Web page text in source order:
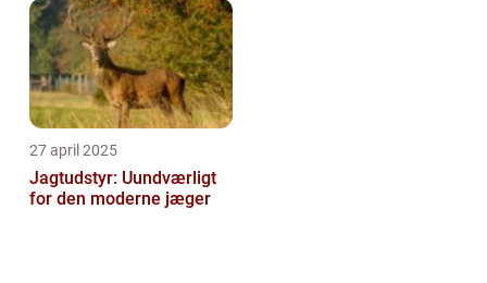
27 april 2025
Jagtudstyr: Uundværligt
for den moderne jæger